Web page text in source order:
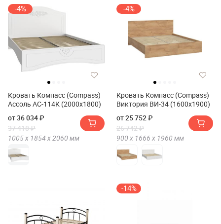
-4%
Кровать Компасс (Compass)
Ассоль АС-114К (2000x1800)
от 36 034 ₽
37 418 ₽
1005 х 1854 х2060 мм
-4%
Кровать Компасс (Compass)
Виктория ВИ-34 (1600x1900)
от 25 752 ₽
26 742 ₽
900 х 1666 х 1960 мм
-14%